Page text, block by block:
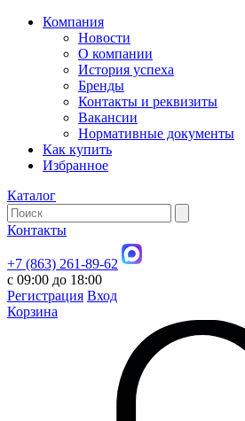
Компания
Новости
О компании
История успеха
Бренды
Контакты и реквизиты
Вакансии
Нормативные документы
Как купить
Избранное
Каталог
Контакты
+7 (863) 261-89-62
с 09:00 до 18:00
Регистрация Вход
Корзина